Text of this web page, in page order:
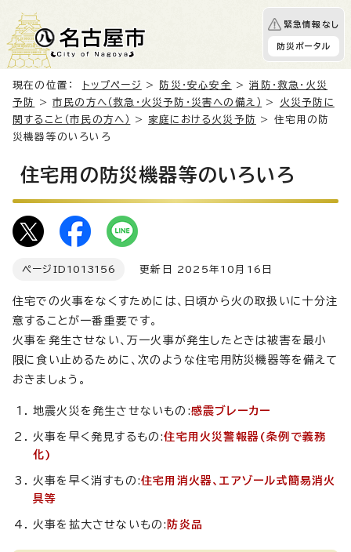
緊急情報なし
防災ポータル
現在の位置： トップページ > 防災・安心安全 >消防・救急・火災
予防
>市民の方へ（救急・火災予防・災害への備え） > 火災予防に
関すること（市民の方へ）
> 家庭における火災予防
> 住宅用の防
災機器等のいろいろ
住宅用の防災機器等のいろいろ
ページID 1013156 更新日 2025年10月16日
住宅での火事をなくすためには、日頃から火の取扱いに十分注
意することが一番重要です。
火事を発生させない、万一火事が発生したときは被害を最小
限に食い止めるために、次のような住宅用防災機器等を備えて
おきましょう。
地震火災を発生させないもの:感震ブレーカー
火事を早く発見するもの:住宅用火災警報器(条例で義務
化)
火事を早く消すもの:住宅用消火器、エアゾール式簡易消火
具等
火事を拡大させないもの: 防炎品